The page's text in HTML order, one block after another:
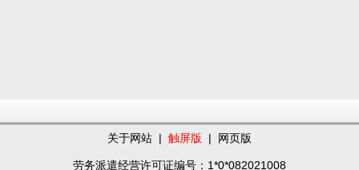
关于网站 | 触屏版 | 网页版
劳务派遣经营许可证编号：1*0*082021008